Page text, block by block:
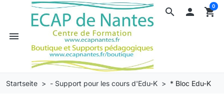
search
menu
 shopping_cart
0
Startseite - Support pour les cours d'Edu-K * Bloc Edu-K